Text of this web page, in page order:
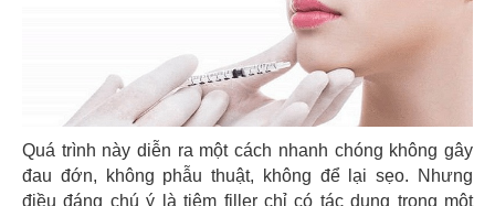
Quá trình này diễn ra một cách nhanh chóng không gây
đau đớn, không phẫu thuật, không để lại sẹo. Nhưng
điều đáng chú ý là tiêm filler chỉ có tác dụng trong một